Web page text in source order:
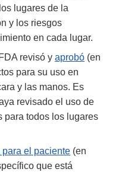
lugares de la
y los riesgos
en cada lugar.
revisó y aprobó (en
para su uso en
y las manos. Es
revisado el uso de
para todos los lugares
para el paciente (en
que está